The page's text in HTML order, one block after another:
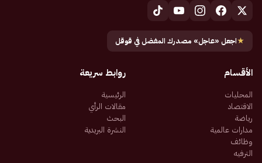
★اجعل «عاجل» مصدرك المفضل في قوقل
الأقسام
المحليات
الاقتصاد
رياضة
مدارات عالمية
وظائف
الترفيه
روابط سريعة
الرئيسية
مقالات الرأي
البحث
النشرة البريدية